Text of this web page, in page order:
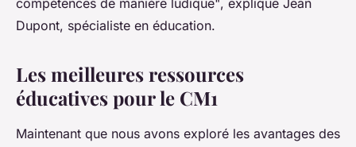
compétences de manière ludique", explique Jean
Dupont, spécialiste en éducation.
Les meilleures ressources
éducatives pour le CM1
Maintenant que nous avons exploré les avantages des